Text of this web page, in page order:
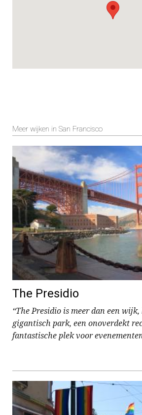
Meer wijken in San Francisco
The Presidio
“The Presidio is meer dan een wijk,
gigantisch park, een onoverdekt
fantastische plek voor